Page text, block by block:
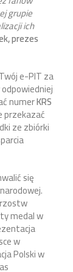
grupie
ich
prezes
e-PIT za
numerKRS
przekazać
ze zbiórki
się
medal w
w
Polski w